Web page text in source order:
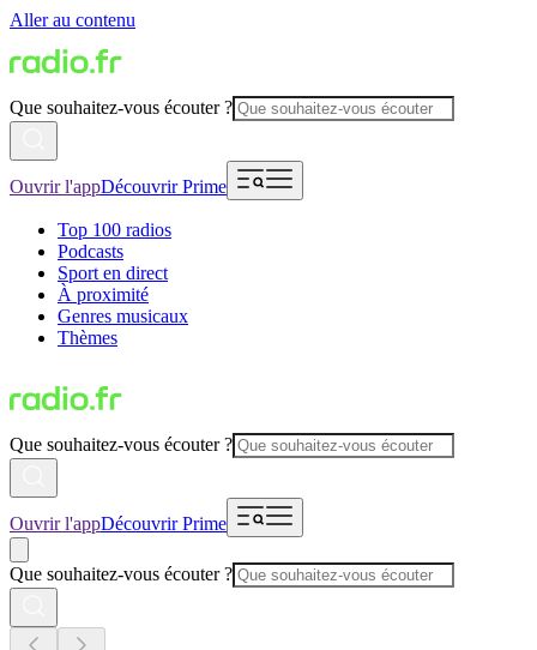
Aller au contenu
Que souhaitez-vous écouter ?
Ouvrir l'appDécouvrir Prime
Top 100 radios
Podcasts
Sport en direct
À proximité
Genres musicaux
Thèmes
Que souhaitez-vous écouter ?
Ouvrir l'appDécouvrir Prime
Que souhaitez-vous écouter ?